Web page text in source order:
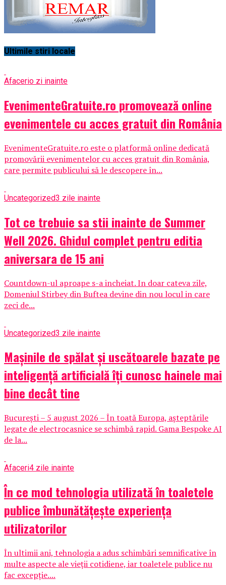
Ultimile stiri locale
Afacerio zi inainte
EvenimenteGratuite.ro promovează online
evenimentele cu acces gratuit din România
EvenimenteGratuite.ro este o platformă online dedicată
promovării evenimentelor cu acces gratuit din România,
care permite publicului să le descopere în...
Uncategorized3 zile inainte
Tot ce trebuie sa stii inainte de Summer
Well 2026. Ghidul complet pentru editia
aniversara de 15 ani
Countdown-ul aproape s-a incheiat. In doar cateva zile,
Domeniul Stirbey din Buftea devine din nou locul in care
zeci de...
Uncategorized3 zile inainte
Mașinile de spălat și uscătoarele bazate pe
inteligență artificială îți cunosc hainele mai
bine decât tine
București – 5 august 2026 – În toată Europa, așteptările
legate de electrocasnice se schimbă rapid. Gama Bespoke AI
de la...
Afaceri4 zile inainte
În ce mod tehnologia utilizată în toaletele
publice îmbunătățește experiența
utilizatorilor
În ultimii ani, tehnologia a adus schimbări semnificative în
multe aspecte ale vieții cotidiene, iar toaletele publice nu
fac excepție....